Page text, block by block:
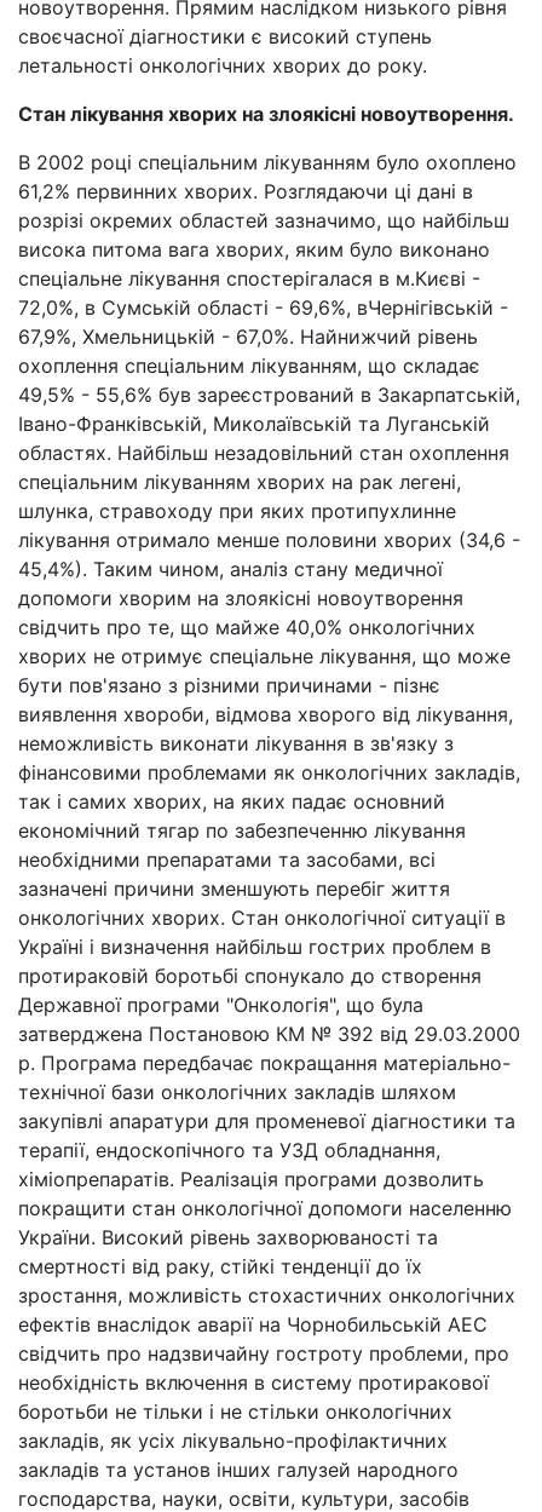
новоутворення. Прямим наслідком низького рівня
своєчасної діагностики є високий ступень
летальності онкологічних хворих до року.
Стан лікування хворих на злоякісні новоутворення.
В 2002 році спеціальним лікуванням було охоплено
61,2% первинних хворих. Розглядаючи ці дані в
розрізі окремих областей зазначимо, що найбільш
висока питома вага хворих, яким було виконано
спеціальне лікування спостерігалася в м.Києві -
72,0%, в Сумській області - 69,6%, вЧернігівській -
67,9%, Хмельницькій - 67,0%. Найнижчий рівень
охоплення спеціальним лікуванням, що складає
49,5% - 55,6% був зареєстрований в Закарпатській,
Івано-Франківській, Миколаївській та Луганській
областях. Найбільш незадовільний стан охоплення
спеціальним лікуванням хворих на рак легені,
шлунка, стравоходу при яких протипухлинне
лікування отримало менше половини хворих (34,6 -
45,4%). Таким чином, аналіз стану медичної
допомоги хворим на злоякісні новоутворення
свідчить про те, що майже 40,0% онкологічних
хворих не отримує спеціальне лікування, що може
бути пов'язано з різними причинами - пізнє
виявлення хвороби, відмова хворого від лікування,
неможливість виконати лікування в зв'язку з
фінансовими проблемами як онкологічних закладів,
так і самих хворих, на яких падає основний
економічний тягар по забезпеченню лікування
необхідними препаратами та засобами, всі
зазначені причини зменшують перебіг життя
онкологічних хворих. Стан онкологічної ситуації в
Україні і визначення найбільш гострих проблем в
протираковій боротьбі спонукало до створення
Державної програми "Онкологія", що була
затверджена Постановою КМ № 392 від 29.03.2000
р. Програма передбачає покращання матеріально-
технічної бази онкологічних закладів шляхом
закупівлі апаратури для променевої діагностики та
терапії, ендоскопічного та УЗД обладнання,
хіміопрепаратів. Реалізація програми дозволить
покращити стан онкологічної допомоги населенню
України. Високий рівень захворюваності та
смертності від раку, стійкі тенденції до їх
зростання, можливість стохастичних онкологічних
ефектів внаслідок аварії на Чорнобильській АЕС
свідчить про надзвичайну гостроту проблеми, про
необхідність включення в систему протиракової
боротьби не тільки і не стільки онкологічних
закладів, як усіх лікувально-профілактичних
закладів та установ інших галузей народного
господарства, науки, освіти, культури, засобів